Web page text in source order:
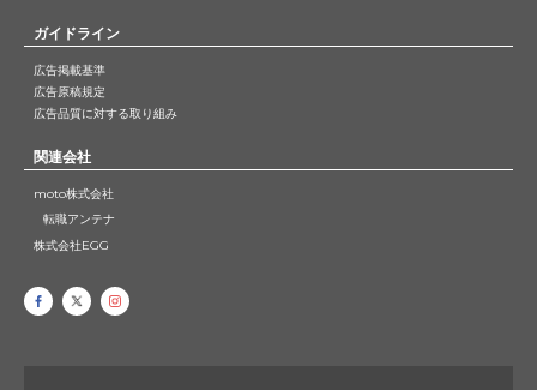
ガイドライン
広告掲載基準
広告原稿規定
広告品質に対する取り組み
関連会社
moto株式会社
転職アンテナ
株式会社EGG